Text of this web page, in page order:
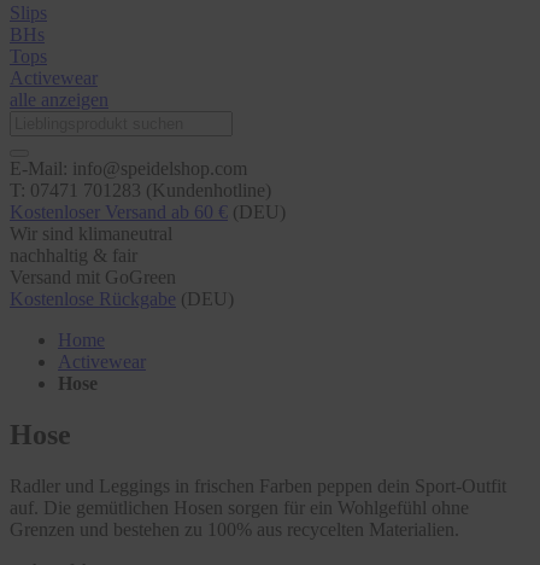
Slips
BHs
Tops
Activewear
alle anzeigen
E-Mail: info@speidelshop.com
T: 07471 701283 (Kundenhotline)
Kostenloser Versand ab 60 € (DEU)
Wir sind klimaneutral
nachhaltig & fair
Versand mit GoGreen
Kostenlose Rückgabe (DEU)
Home
Activewear
Hose
Hose
Radler und Leggings in frischen Farben peppen dein Sport-Outfit
auf. Die gemütlichen Hosen sorgen für ein Wohlgefühl ohne
Grenzen und bestehen zu 100% aus recycelten Materialien.